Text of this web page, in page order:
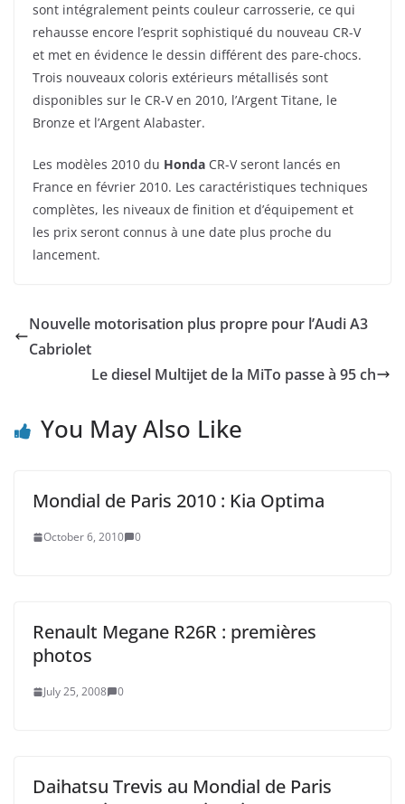
sont intégralement peints couleur carrosserie, ce qui
rehausse encore l’esprit sophistiqué du nouveau CR-V
et met en évidence le dessin différent des pare-chocs.
Trois nouveaux coloris extérieurs métallisés sont
disponibles sur le CR-V en 2010, l’Argent Titane, le
Bronze et l’Argent Alabaster.
Les modèles 2010 du Honda CR-V seront lancés en
France en février 2010. Les caractéristiques techniques
complètes, les niveaux de finition et d’équipement et
les prix seront connus à une date plus proche du
lancement.
Nouvelle motorisation plus propre pour l’Audi A3
Cabriolet
Le diesel Multijet de la MiTo passe à 95 ch
You May Also Like
Mondial de Paris 2010 : Kia Optima
October 6, 2010 0
Renault Megane R26R : premières
photos
July 25, 2008 0
Daihatsu Trevis au Mondial de Paris